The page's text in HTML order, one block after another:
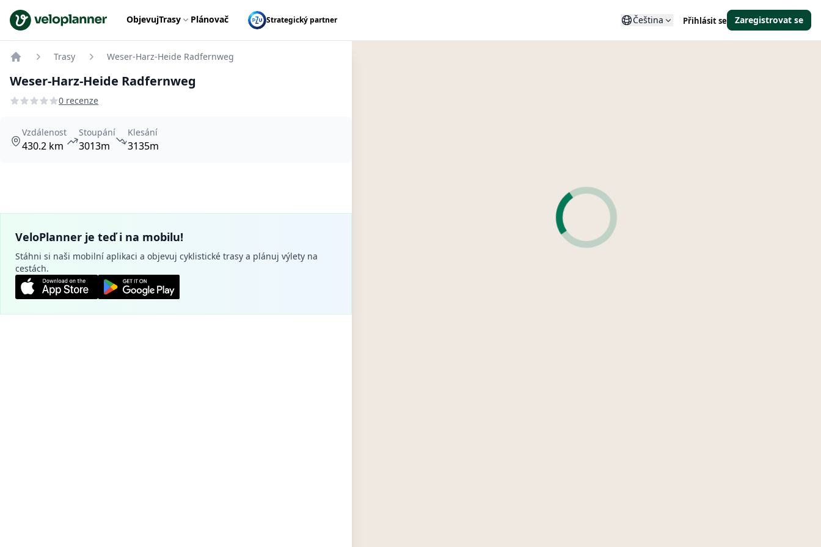
VeloPlanner ObjevujTrasy Plánovač Strategický partner Čeština Přihlásit se Zaregistrovat se
Trasy Weser-Harz-Heide Radfernweg
Weser-Harz-Heide Radfernweg
0 recenze
Vzdálenost
430.2 km
Stoupání
3013m
Klesání
3135m
VeloPlanner je teď i na mobilu!
Stáhni si naši mobilní aplikaci a objevuj cyklistické trasy a plánuj výlety na
cestách.